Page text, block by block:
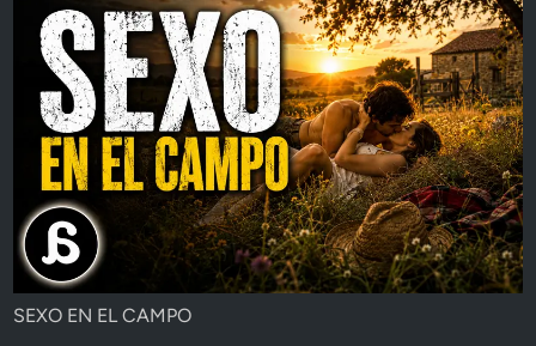
SEXO EN EL CAMPO